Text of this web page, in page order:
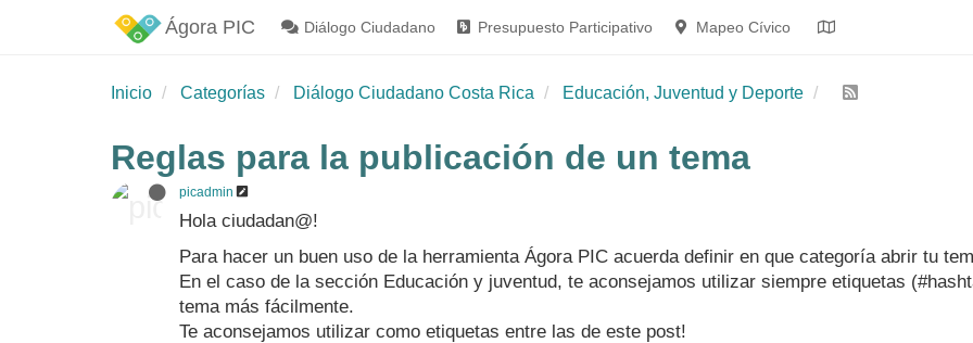
Ágora PIC Diálogo Ciudadano Presupuesto Participativo Mapeo Cívico
Inicio Categorías Diálogo Ciudadano Costa Rica Educación, Juventud y Deporte
Reglas para la publicación de un tema
picadmin
Hola ciudadan@!
Para hacer un buen uso de la herramienta Ágora PIC acuerda definir en que categoría abrir tu
En el caso de la sección Educación y juventud, te aconsejamos utilizar siempre etiquetas
tema más fácilmente.
Te aconsejamos utilizar como etiquetas entre las de este post!